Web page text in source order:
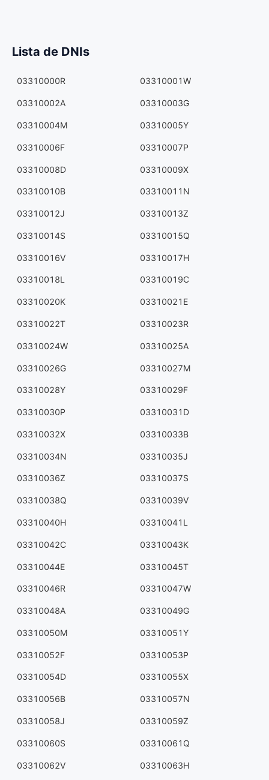
Lista de DNIs
03310000R 03310001W
03310002A 03310003G
03310004M 03310005Y
03310006F 03310007P
03310008D 03310009X
03310010B 03310011N
03310012J 03310013Z
03310014S 03310015Q
03310016V 03310017H
03310018L 03310019C
03310020K 03310021E
03310022T 03310023R
03310024W 03310025A
03310026G 03310027M
03310028Y 03310029F
03310030P 03310031D
03310032X 03310033B
03310034N 03310035J
03310036Z 03310037S
03310038Q 03310039V
03310040H 03310041L
03310042C 03310043K
03310044E 03310045T
03310046R 03310047W
03310048A 03310049G
03310050M 03310051Y
03310052F 03310053P
03310054D 03310055X
03310056B 03310057N
03310058J 03310059Z
03310060S 03310061Q
03310062V 03310063H